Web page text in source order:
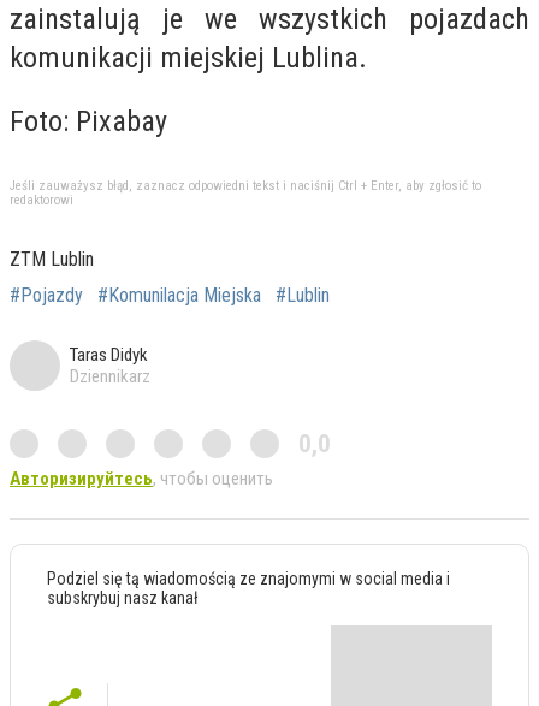
zainstalują je we wszystkich pojazdach
komunikacji miejskiej Lublina.
Foto: Pixabay
Jeśli zauważysz błąd, zaznacz odpowiedni tekst i naciśnij Ctrl + Enter, aby zgłosić to
redaktorowi
ZTM Lublin
#Pojazdy
#Komunilacja Miejska #Lublin
Taras Didyk
Dziennikarz
0,0
Авторизируйтесь, чтобы оценить
Podziel się tą wiadomością ze znajomymi w social media i
subskrybuj nasz kanał